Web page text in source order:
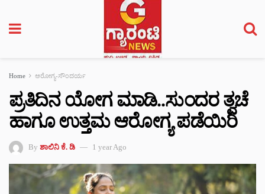
Home ಆರೋಗ್ಯ-ಸೌಂದರ್ಯ
ಪ್ರತಿದಿನ ಯೋಗ ಮಾಡಿ..ಸುಂದರ ತ್ವಚೆ
ಹಾಗೂ ಉತ್ತಮ ಆರೋಗ್ಯ ಪಡೆಯಿರಿ
By ಶಾಲಿನಿ ಕೆ. ಡಿ 1 year Ago